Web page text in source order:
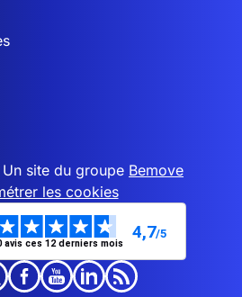
site du groupe Bemove
les cookies
avis ces 12 derniers mois
4,7/5